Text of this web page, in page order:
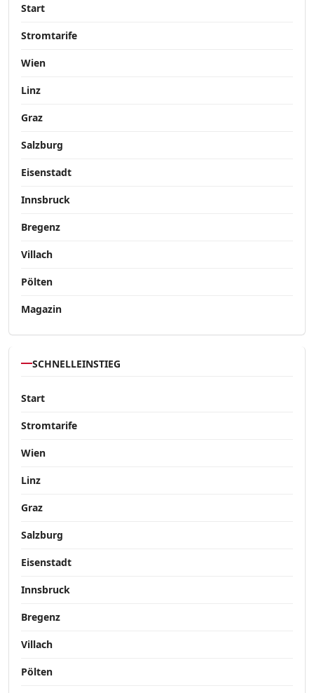
Start
Stromtarife
Wien
Linz
Graz
Salzburg
Eisenstadt
Innsbruck
Bregenz
Villach
Pölten
Magazin
SCHNELLEINSTIEG
Start
Stromtarife
Wien
Linz
Graz
Salzburg
Eisenstadt
Innsbruck
Bregenz
Villach
Pölten